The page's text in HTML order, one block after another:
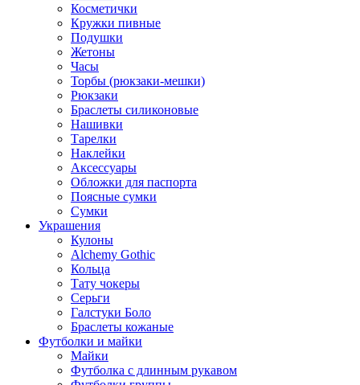
Косметички
Кружки пивные
Подушки
Жетоны
Часы
Торбы (рюкзаки-мешки)
Рюкзаки
Браслеты силиконовые
Нашивки
Тарелки
Наклейки
Аксессуары
Обложки для паспорта
Поясные сумки
Сумки
Украшения
Кулоны
Alchemy Gothic
Кольца
Тату чокеры
Серьги
Галстуки Боло
Браслеты кожаные
Футболки и майки
Майки
Футболка с длинным рукавом